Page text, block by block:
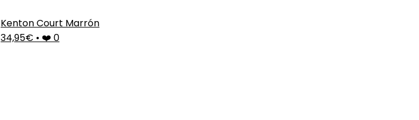
Kenton Court Marrón
34,95€ • ❤️ 0